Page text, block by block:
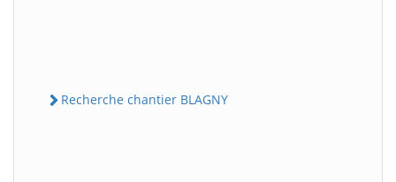
Recherche chantier BLAGNY